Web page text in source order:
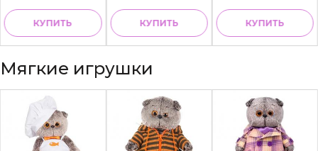
КУПИТЬ КУПИТЬ КУПИТЬ
Мягкие игрушки